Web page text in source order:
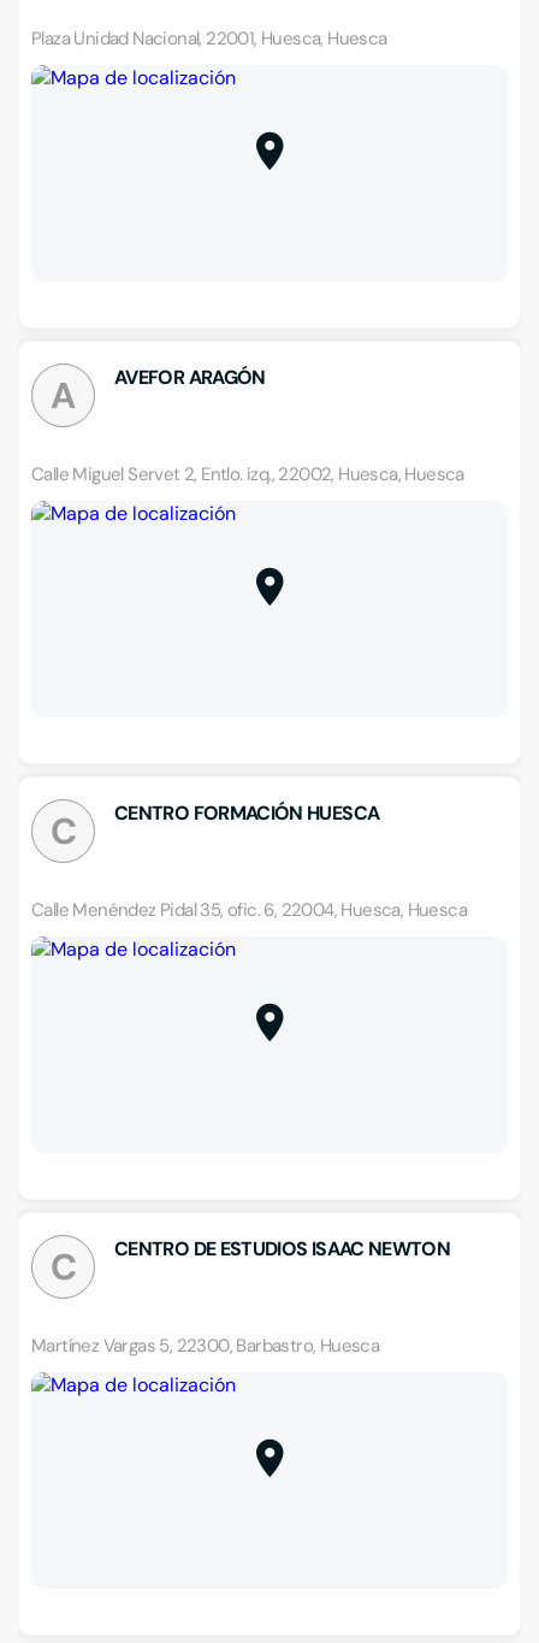
Plaza Unidad Nacional, 22001, Huesca, Huesca
A AVEFOR ARAGÓN
Calle Miguel Servet 2, Entlo. izq., 22002, Huesca, Huesca
C CENTRO FORMACIÓN HUESCA
Calle Menéndez Pidal 35, ofic. 6, 22004, Huesca, Huesca
C CENTRO DE ESTUDIOS ISAAC NEWTON
Martínez Vargas 5, 22300, Barbastro, Huesca